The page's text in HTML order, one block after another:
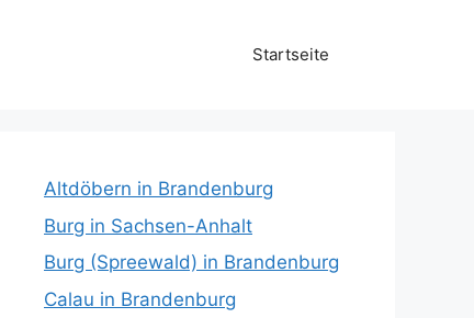
Startseite
Altdöbern in Brandenburg
Burg in Sachsen-Anhalt
Burg (Spreewald) in Brandenburg
Calau in Brandenburg